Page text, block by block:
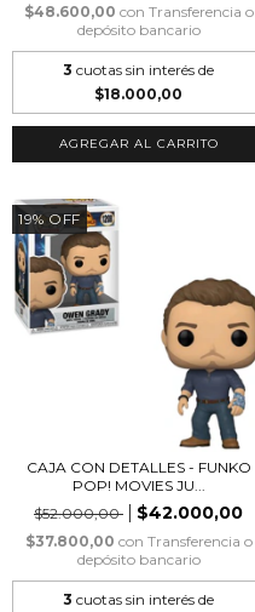
$48.600,00 con Transferencia o
depósito bancario
3 cuotas sin interés de
$18.000,00
19% OFF
CAJA CON DETALLES - FUNKO
POP! MOVIES JU...
$52.000,00
$42.000,00
$37.800,00 con Transferencia o
depósito bancario
3 cuotas sin interés de